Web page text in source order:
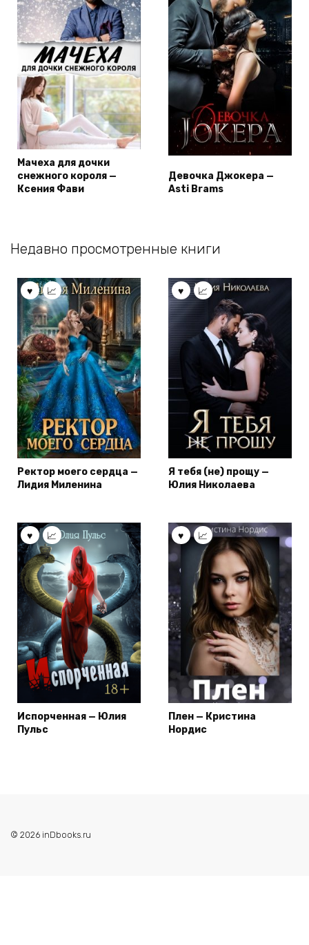
Мачеха для дочки
снежного короля —
Ксения Фави
Девочка Джокера —
Asti Brams
Недавно просмотренные книги
Ректор моего сердца —
Лидия Миленина
Я тебя (не) прощу —
Юлия Николаева
Испорченная — Юлия
Пульс
Плен — Кристина
Нордис
© 2026 inDbooks.ru